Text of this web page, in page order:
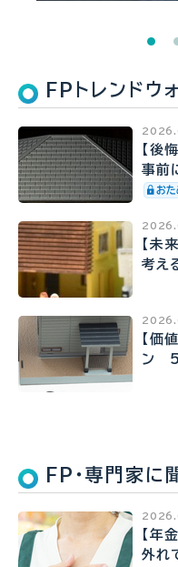
FPトレンドウ
【後
事前
【未
考え
【価
ン 5
FP・専門家に
【年
外れ